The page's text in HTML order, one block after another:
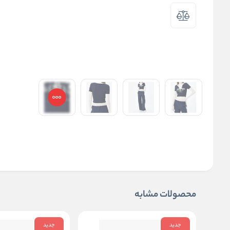
محصولات مشابه
جدید جدید